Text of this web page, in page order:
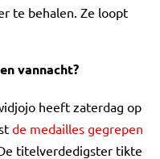
te behalen. Ze loopt
vannacht?
heeft zaterdag op
de medailles gegrepen
titelverdedigster tikte